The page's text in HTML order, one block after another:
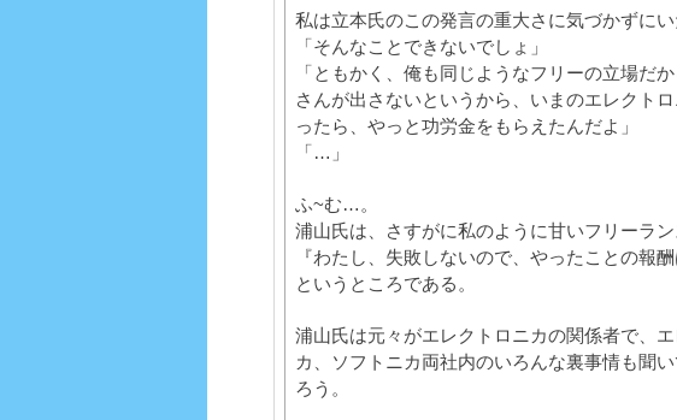
私は立本氏のこの発言の重大さに気づかずに
「そんなことできないでしょ」
「ともかく、俺も同じようなフリーの立場
さんが出さないというから、いまのエレクト
ったら、やっと功労金をもらえたんだよ」
「…」
ふ~む…。
浦山氏は、さすがに私のように甘いフリーラン
『わたし、失敗しないので、やったことの報
というところである。
浦山氏は元々がエレクトロニカの関係者で、
カ、ソフトニカ両社内のいろんな裏事情も聞
ろう。